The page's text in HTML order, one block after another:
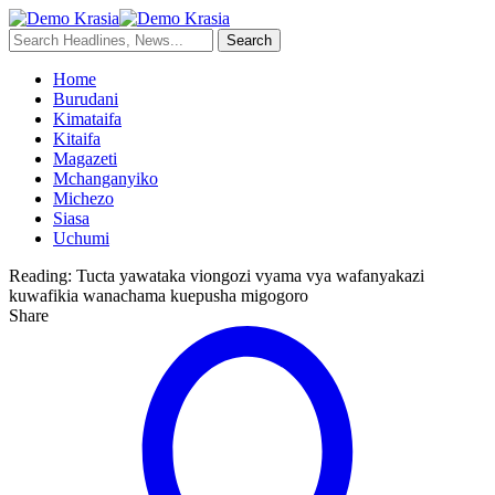
Home
Burudani
Kimataifa
Kitaifa
Magazeti
Mchanganyiko
Michezo
Siasa
Uchumi
Reading: Tucta yawataka viongozi vyama vya wafanyakazi
kuwafikia wanachama kuepusha migogoro
Share